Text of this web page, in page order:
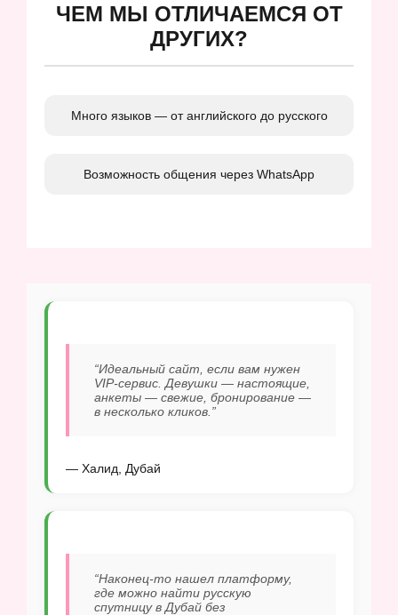
ЧЕМ МЫ ОТЛИЧАЕМСЯ ОТ
ДРУГИХ?
Много языков — от английского до русского
Возможность общения через WhatsApp
“Идеальный сайт, если вам нужен
VIP-сервис. Девушки — настоящие,
анкеты — свежие, бронирование —
в несколько кликов.”
— Халид, Дубай
“Наконец-то нашел платформу,
где можно найти русскую
спутницу в Дубай без